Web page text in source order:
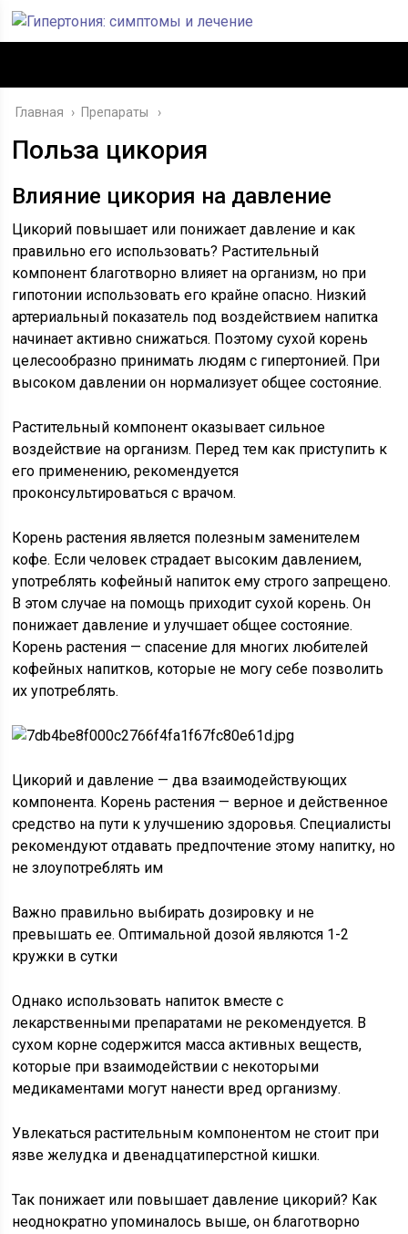
Главная › Препараты
Польза цикория
Влияние цикория на давление
Цикорий повышает или понижает давление и как
правильно его использовать? Растительный
компонент благотворно влияет на организм, но при
гипотонии использовать его крайне опасно. Низкий
артериальный показатель под воздействием напитка
начинает активно снижаться. Поэтому сухой корень
целесообразно принимать людям с гипертонией. При
высоком давлении он нормализует общее состояние.
Растительный компонент оказывает сильное
воздействие на организм. Перед тем как приступить к
его применению, рекомендуется
проконсультироваться с врачом.
Корень растения является полезным заменителем
кофе. Если человек страдает высоким давлением,
употреблять кофейный напиток ему строго запрещено.
В этом случае на помощь приходит сухой корень. Он
понижает давление и улучшает общее состояние.
Корень растения — спасение для многих любителей
кофейных напитков, которые не могу себе позволить
их употреблять.
Цикорий и давление — два взаимодействующих
компонента. Корень растения — верное и действенное
средство на пути к улучшению здоровья. Специалисты
рекомендуют отдавать предпочтение этому напитку, но
не злоупотреблять им
Важно правильно выбирать дозировку и не
превышать ее. Оптимальной дозой являются 1-2
кружки в сутки
Однако использовать напиток вместе с
лекарственными препаратами не рекомендуется. В
сухом корне содержится масса активных веществ,
которые при взаимодействии с некоторыми
медикаментами могут нанести вред организму.
Увлекаться растительным компонентом не стоит при
язве желудка и двенадцатиперстной кишки.
Так понижает или повышает давление цикорий? Как
неоднократно упоминалось выше, он благотворно